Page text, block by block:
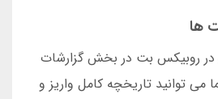
در روبیکس بت در بخش گزارشات
توانید تاریخچه کامل واریز و